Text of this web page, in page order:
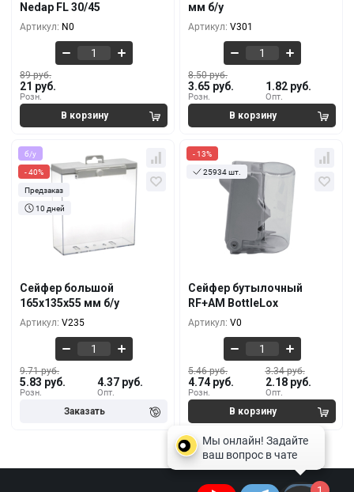
Nedap FL 30/45
Артикул: N0
Розн.
89 руб.
21 руб.
мм б/у
Артикул: V301
Розн.
8.50 руб.
3.65 руб.
Опт.
1.82 руб.
б/у
- 40%
Предзаказ
10 дней
Сейфер большой
165x135x55 мм б/у
Артикул: V235
Розн.
9.71 руб.
5.83 руб.
Опт.
4.37 руб.
Кол-во
9.71 руб.
5.83 руб.
100+
- 13%
25934 шт.
Сейфер бутылочный
RF+AM BottleLox
Артикул: V0
Розн.
5.46 руб.
4.74 руб.
Опт.
3.34 руб.
2.18 руб.
5.46 руб.
4.74 руб.
100+
3.65 руб.